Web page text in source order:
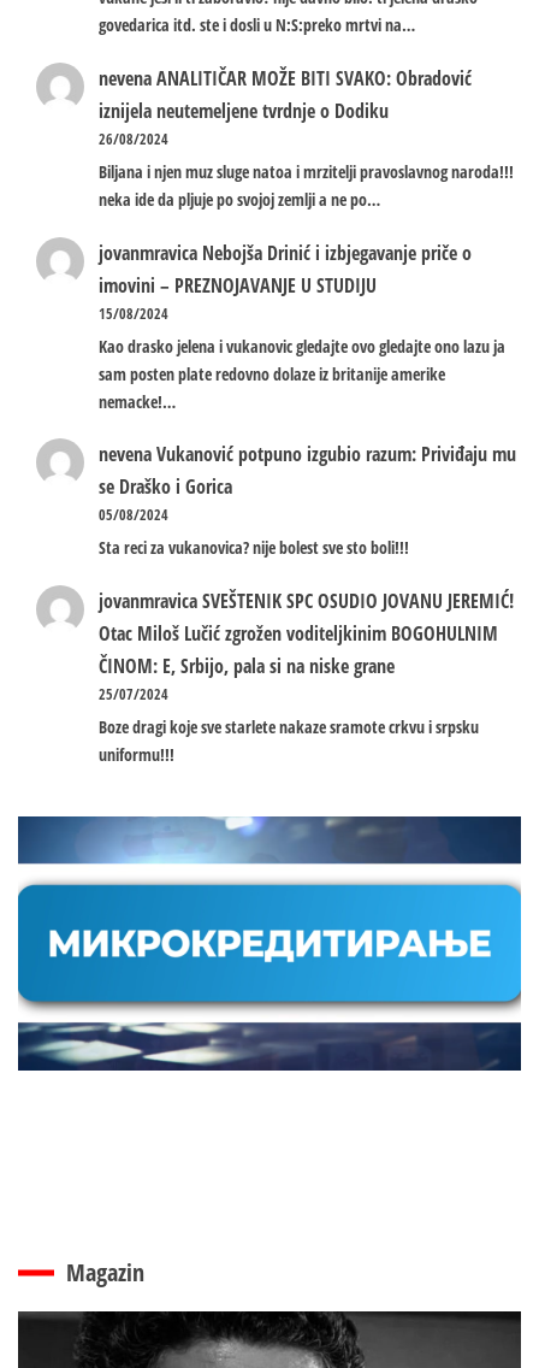
govedarica itd. ste i dosli u N:S:preko mrtvi na…
nevenaANALITIČAR MOŽE BITI SVAKO: Obradović
iznijela neutemeljene tvrdnje o Dodiku
26/08/2024
Biljana i njen muz sluge natoa i mrzitelji pravoslavnog naroda!!!
neka ide da pljuje po svojoj zemlji a ne po…
jovanmravica Nebojša Drinić i izbjegavanje priče o
imovini – PREZNOJAVANJE U STUDIJU
15/08/2024
Kao drasko jelena i vukanovic gledajte ovo gledajte ono lazu ja
sam posten plate redovno dolaze iz britanije amerike
nemacke!…
nevenaVukanović potpuno izgubio razum: Priviđaju mu
se Draško i Gorica
05/08/2024
Sta reci za vukanovica? nije bolest sve sto boli!!!
jovanmravicaSVEŠTENIK SPC OSUDIO JOVANU JEREMIĆ!
Otac Miloš Lučić zgrožen voditeljkinim BOGOHULNIM
ČINOM: E, Srbijo, pala si na niske grane
25/07/2024
Boze dragi koje sve starlete nakaze sramote crkvu i srpsku
uniformu!!!
Magazin